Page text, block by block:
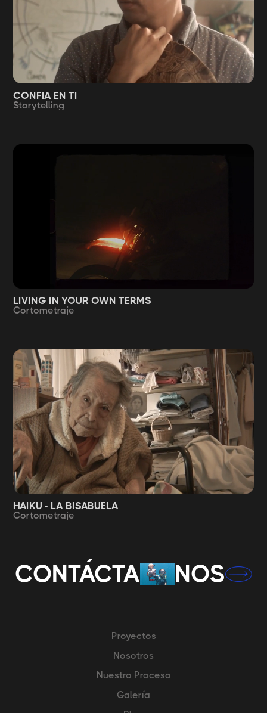
CONFIA EN TI
Storytelling
LIVING IN YOUR OWN TERMS
Cortometraje
HAIKU - LA BISABUELA
Cortometraje
CONTÁCTA NOS
Proyectos
Nosotros
Nuestro Proceso
Galería